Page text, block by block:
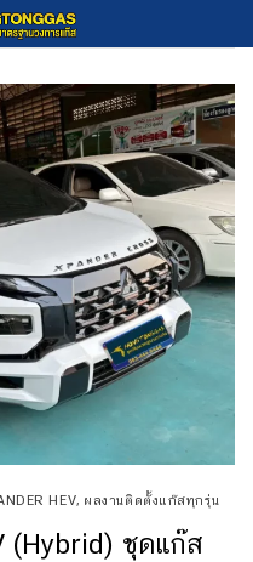
HEV, ผลงานติดตั้งแก๊สทุกรุ่น
(Hybrid) ชุดแก๊ส